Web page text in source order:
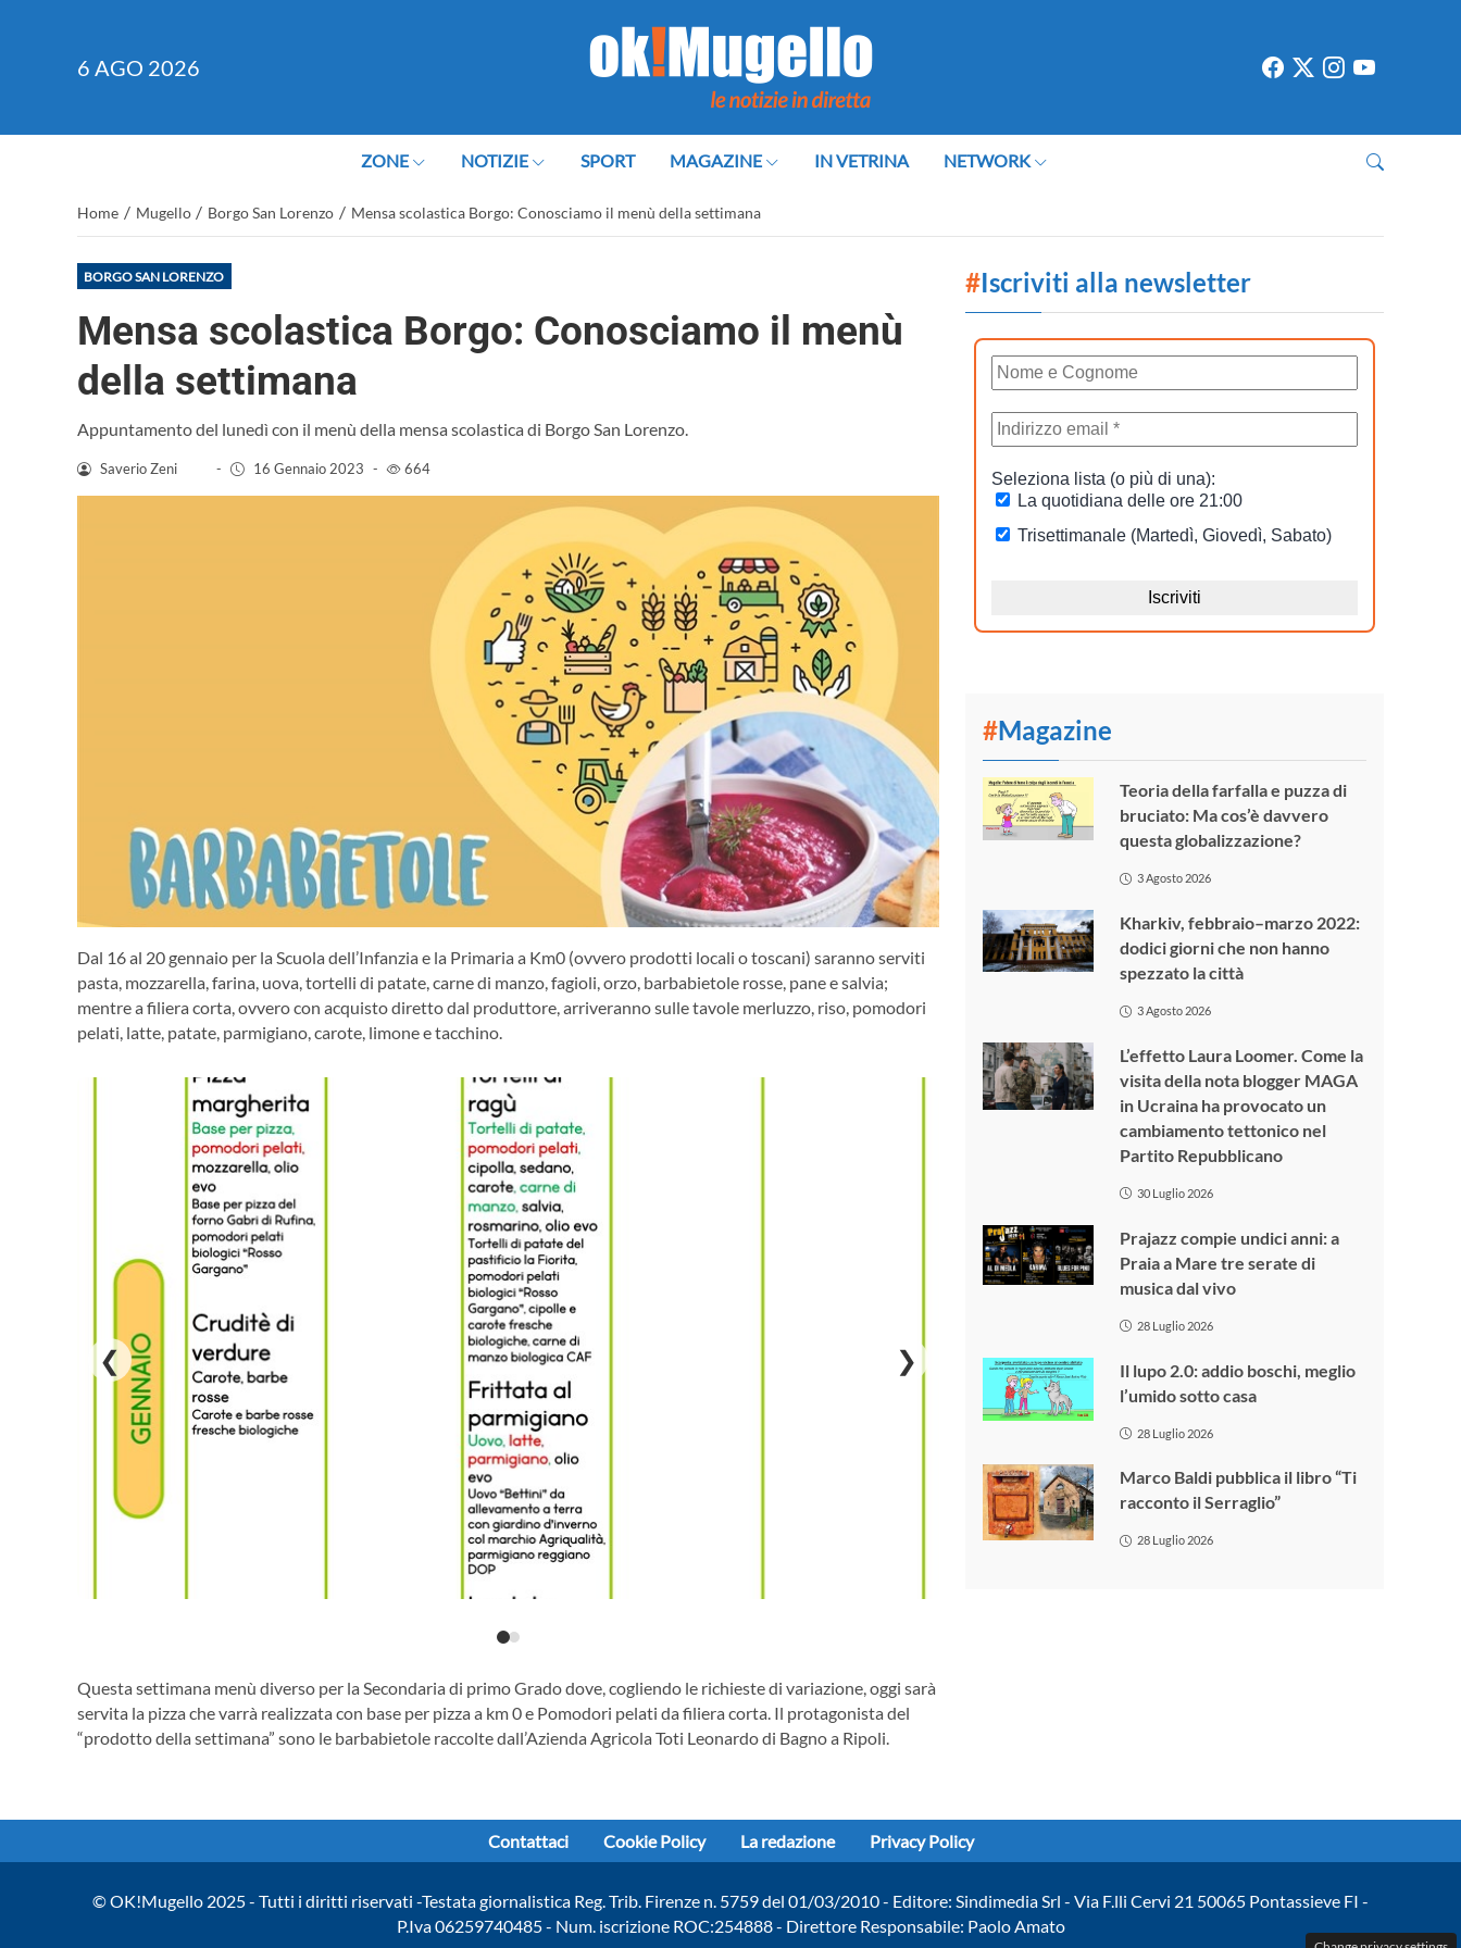
6 AGO 2026
ZONE NOTIZIE SPORT MAGAZINE IN VETRINA NETWORK
Home / Mugello / Borgo San Lorenzo / Mensa scolastica Borgo: Conosciamo il menù della settimana
BORGO SAN LORENZO
Mensa scolastica Borgo: Conosciamo il menù
della settimana
Appuntamento del lunedì con il menù della mensa scolastica di Borgo San Lorenzo.
Saverio Zeni - 16 Gennaio 2023 - 664
Dal 16 al 20 gennaio per la Scuola dell’Infanzia e la Primaria a Km0 (ovvero prodotti locali o toscani) saranno serviti
pasta, mozzarella, farina, uova, tortelli di patate, carne di manzo, fagioli, orzo, barbabietole rosse, pane e salvia;
mentre a filiera corta, ovvero con acquisto diretto dal produttore, arriveranno sulle tavole merluzzo, riso, pomodori
pelati, latte, patate, parmigiano, carote, limone e tacchino.
❮ ❯
Questa settimana menù diverso per la Secondaria di primo Grado dove, cogliendo le richieste di variazione, oggi sarà
servita la pizza che varrà realizzata con base per pizza a km 0 e Pomodori pelati da filiera corta. Il protagonista del
“prodotto della settimana” sono le barbabietole raccolte dall’Azienda Agricola Toti Leonardo di Bagno a Ripoli.
#Iscriviti alla newsletter
#Magazine
Teoria della farfalla e puzza di
bruciato: Ma cos’è davvero
questa globalizzazione?
3 Agosto 2026
Kharkiv, febbraio–marzo 2022:
dodici giorni che non hanno
spezzato la città
3 Agosto 2026
L’effetto Laura Loomer. Come la
visita della nota blogger MAGA
in Ucraina ha provocato un
cambiamento tettonico nel
Partito Repubblicano
30 Luglio 2026
Prajazz compie undici anni: a
Praia a Mare tre serate di
musica dal vivo
28 Luglio 2026
Il lupo 2.0: addio boschi, meglio
l’umido sotto casa
28 Luglio 2026
Marco Baldi pubblica il libro “Ti
racconto il Serraglio”
28 Luglio 2026
Contattaci Cookie Policy La redazione Privacy Policy
© OK!Mugello 2025 - Tutti i diritti riservati -Testata giornalistica Reg. Trib. Firenze n. 5759 del 01/03/2010 - Editore: Sindimedia Srl - Via F.lli Cervi 21 50065 Pontassieve FI -
P.Iva 06259740485 - Num. iscrizione ROC:254888 - Direttore Responsabile: Paolo Amato